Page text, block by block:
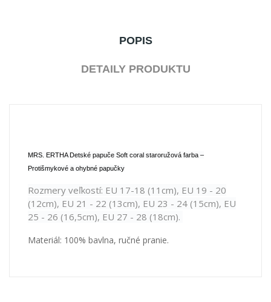
POPIS
DETAILY PRODUKTU
MRS. ERTHA Detské papuče Soft coral staroružová farba –
Protišmykové a ohybné papučky
Rozmery veľkostí: EU 17-18 (11cm), EU 19 - 20
(12cm), EU 21 - 22 (13cm), EU 23 - 24 (15cm), EU
25 - 26 (16,5cm), EU 27 - 28 (18cm).
Materiál: 100% bavlna, ručné pranie.